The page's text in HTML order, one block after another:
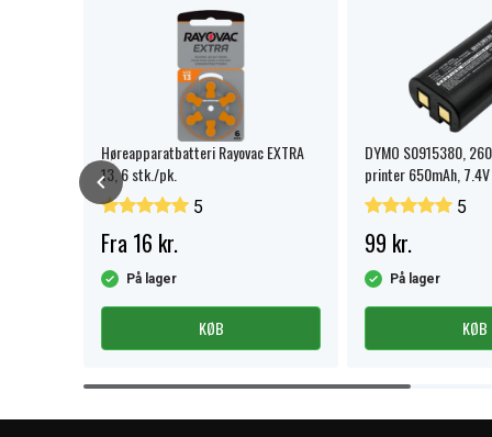
Høreapparatbatteri Rayovac EXTRA
13, 6 stk./pk.
5
Fra 16 kr.
På lager
KØB
DYMO S0915380,
printer 650mAh,
5
99 kr.
På lager
KØB
Item